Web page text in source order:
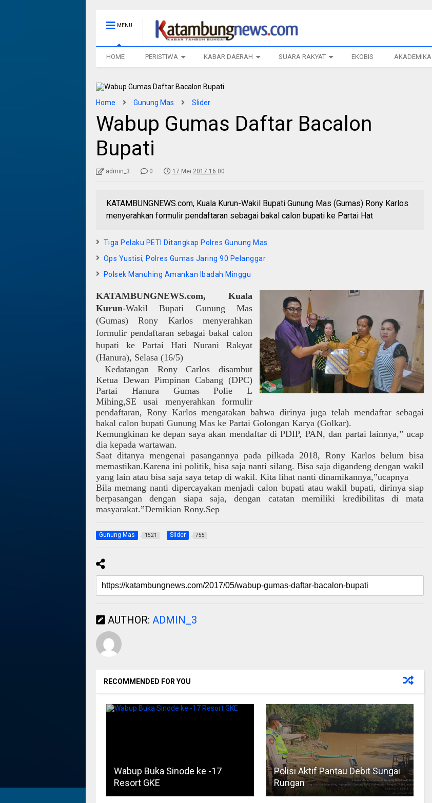
MENU
HOME PERISTIWA KABAR DAERAH SUARA RAKYAT EKOBIS AKADEMIKA
Home Gunung Mas Slider
Wabup Gumas Daftar Bacalon
Bupati
admin_3 0 17 Mei 2017 16:00
KATAMBUNGNEWS.com, Kuala Kurun-Wakil Bupati Gunung Mas (Gumas) Rony Karlos
menyerahkan formulir pendaftaran sebagai bakal calon bupati ke Partai Hat
Tiga Pelaku PETI Ditangkap Polres Gunung Mas
Ops Yustisi, Polres Gumas Jaring 90 Pelanggar
Polsek Manuhing Amankan Ibadah Minggu
KATAMBUNGNEWS.com, Kuala
Kurun-Wakil Bupati Gunung Mas
(Gumas) Rony Karlos menyerahkan
formulir pendaftaran sebagai bakal calon
bupati ke Partai Hati Nurani Rakyat
(Hanura), Selasa (16/5)
Kedatangan Rony Carlos disambut
Ketua Dewan Pimpinan Cabang (DPC)
Partai Hanura Gumas Polie L
Mihing,SE usai menyerahkan formulir
pendaftaran, Rony Karlos mengatakan bahwa dirinya juga telah mendaftar sebagai
bakal calon bupati Gunung Mas ke Partai Golongan Karya (Golkar).
Kemungkinan ke depan saya akan mendaftar di PDIP, PAN, dan partai lainnya,” ucap
dia kepada wartawan.
Saat ditanya mengenai pasangannya pada pilkada 2018, Rony Karlos belum bisa
memastikan.Karena ini politik, bisa saja nanti silang. Bisa saja digandeng dengan wakil
yang lain atau bisa saja saya tetap di wakil. Kita lihat nanti dinamikannya,”ucapnya
Bila memang nanti dipercayakan menjadi calon bupati atau wakil bupati, dirinya siap
berpasangan dengan siapa saja, dengan catatan memiliki kredibilitas di mata
masyarakat.”Demikian Rony.Sep
Gunung Mas 1521 Slider 755
AUTHOR: ADMIN_3
RECOMMENDED FOR YOU
Wabup Buka Sinode ke -17
Resort GKE
Polisi Aktif Pantau Debit Sungai
Rungan